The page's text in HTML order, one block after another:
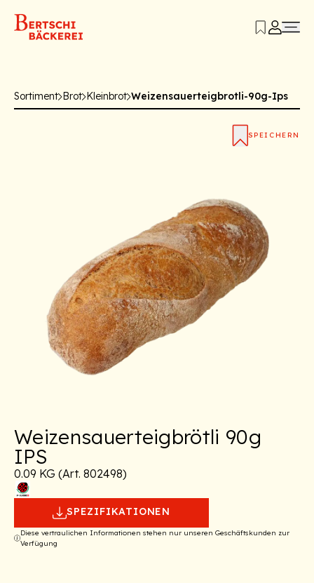
Sortiment Brot Kleinbrot Weizensauerteigbrotli-90g-Ips
SPEICHERN
Weizensauerteigbrötli 90g
IPS
0.09 KG (Art. 802498)
SPEZIFIKATIONEN
Diese vertraulichen Informationen stehen nur unseren Geschäftskunden zur
Verfügung